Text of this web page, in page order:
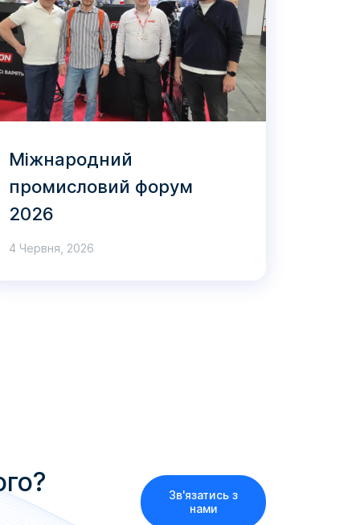
Міжнародний
промисловий форум
2026
4 Червня, 2026
Зв'язатись з
нами